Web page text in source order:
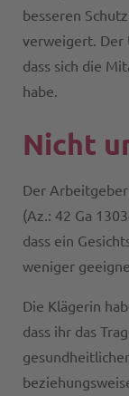
besseren
verweigert. Der
dass sich die
habe.
Nicht
Der
(Az.: 42 Ga
dass ein
weniger
Die Klägerin
dass ihr das